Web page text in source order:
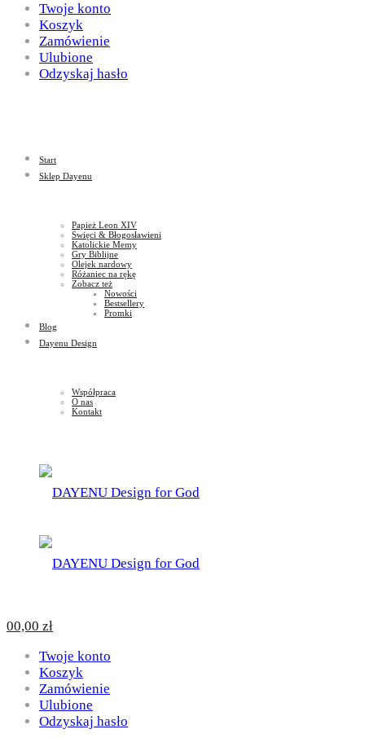
for
God
Design
God
Twoje konto
Koszyk
Zamówienie
Ulubione
Odzyskaj hasło
Start
Sklep Dayenu
Papież Leon XIV
Święci & Błogosławieni
Katolickie Memy
Gry Biblijne
Olejek nardowy
Różaniec na rękę
Zobacz też
Nowości
Bestsellery
Promki
Blog
Dayenu Design
Współpraca
O nas
Kontakt
00,00 zł
Twoje konto
Koszyk
Zamówienie
Ulubione
Odzyskaj hasło